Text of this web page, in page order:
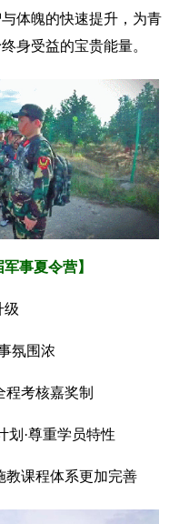
体魄的快速提升，为青
身受益的宝贵能量。
事夏令营】
级
氛围浓
程考核嘉奖制
划·尊重学员特性
教课程体系更加完善